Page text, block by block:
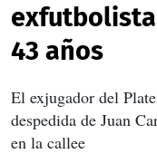
43 años
El exjugador del
despedida de Juan
en la callee